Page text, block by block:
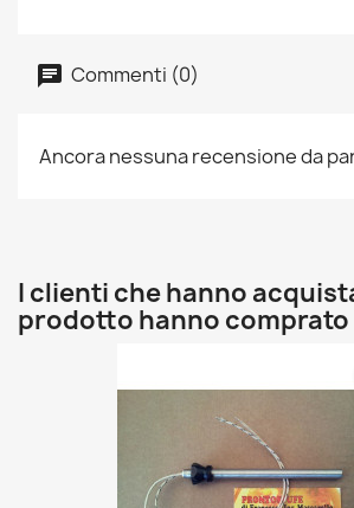
Commenti (0)
Ancora nessuna recensione da
I clienti che hanno
prodotto hanno comprato